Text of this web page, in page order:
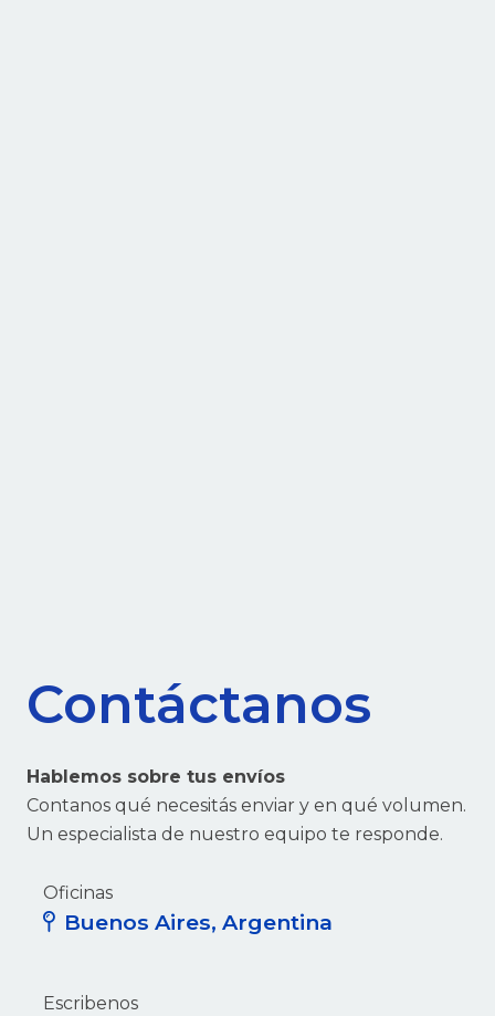
Contáctanos
Hablemos sobre tus envíos
Contanos qué necesitás enviar y en qué volumen.
Un especialista de nuestro equipo te responde.
Oficinas
Buenos Aires, Argentina
Escribenos